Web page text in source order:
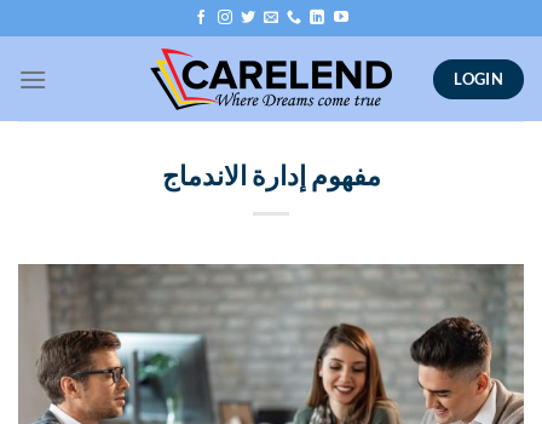
to
content
LOGIN
مفهوم إدارة الاندماج